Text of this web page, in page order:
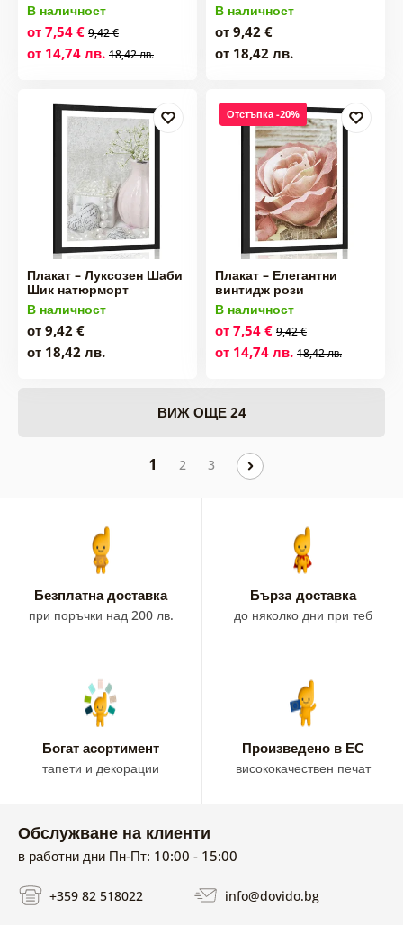
В наличност
от 7,54 € 9,42 €
от 14,74 лв. 18,42 лв.
В наличност
от 9,42 €
от 18,42 лв.
Плакат – Луксозен Шаби
Шик натюрморт
В наличност
от 9,42 €
от 18,42 лв.
Отстъпка -20%
Плакат – Елегантни
винтидж рози
В наличност
от 7,54 € 9,42 €
от 14,74 лв. 18,42 лв.
ВИЖ ОЩЕ 24
1 2 3
Безплатна доставка
при поръчки над 200 лв.
Бързa доставка
до няколко дни при теб
Богат асортимент
тапети и декорации
Произведено в ЕС
висококачествен печат
Обслужване на клиенти
в работни дни Пн-Пт: 10:00 - 15:00
+359 82 518022 info@dovido.bg